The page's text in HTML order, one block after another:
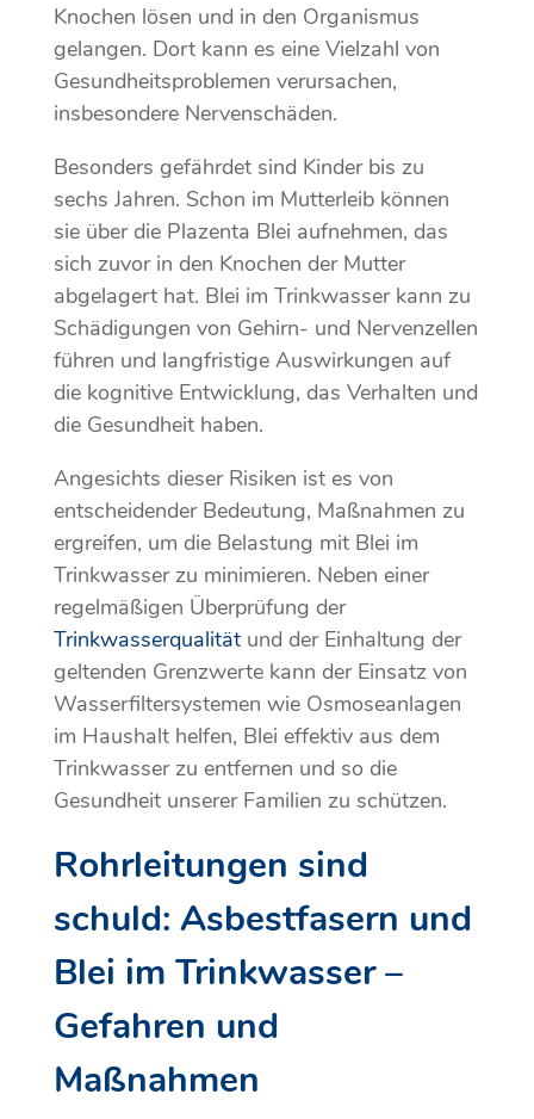
Knochen lösen und in den Organismus
gelangen. Dort kann es eine Vielzahl von
Gesundheitsproblemen verursachen,
insbesondere Nervenschäden.
Besonders gefährdet sind Kinder bis zu
sechs Jahren. Schon im Mutterleib können
sie über die Plazenta Blei aufnehmen, das
sich zuvor in den Knochen der Mutter
abgelagert hat. Blei im Trinkwasser kann zu
Schädigungen von Gehirn- und Nervenzellen
führen und langfristige Auswirkungen auf
die kognitive Entwicklung, das Verhalten und
die Gesundheit haben.
Angesichts dieser Risiken ist es von
entscheidender Bedeutung, Maßnahmen zu
ergreifen, um die Belastung mit Blei im
Trinkwasser zu minimieren. Neben einer
regelmäßigen Überprüfung der
Trinkwasserqualitätund der Einhaltung der
geltenden Grenzwerte kann der Einsatz von
Wasserfiltersystemen wie Osmoseanlagen
im Haushalt helfen, Blei effektiv aus dem
Trinkwasser zu entfernen und so die
Gesundheit unserer Familien zu schützen.
Rohrleitungen sind
schuld: Asbestfasern und
Blei im Trinkwasser –
Gefahren und
Maßnahmen